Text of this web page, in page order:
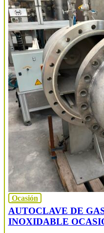
Ocasión
AUTOCLAVE DE
INOXIDABLE